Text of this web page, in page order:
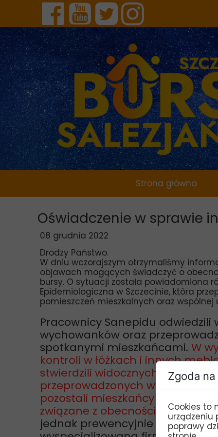
08 grudnia 2022
Oświadczenie w sprawie
Drodzy Państwo.
W dniu wczorajszym otrzymaliśmy
objawach mogących świadczyć o
bursy. O sytuacji została powiadomiona
Epidemiologiczna w Szczecinie, która
pomieszczeń mieszkalnych oraz wspólnej
Pracownicy Sanepidu odwiedzili
wychowanków oraz
spotkanymi mieszkańcami. W
kontroli w łóżkach i innych
stwierdzili widocznych śladów
przeprowadzonych wywiadów
pozostali mieszkańcy bursy nie
związane z obecnością owadów
jednak prewencyjnie w dniu
Strona główna
Zgoda
Cookies to
urządzeniu
poprawy